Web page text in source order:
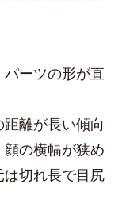
パーツの形が直
離が長い傾向
顔の横幅が狭め
は切れ長で目尻